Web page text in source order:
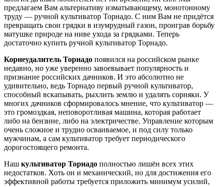
предлагаем Вам альтернативу изматывающему, монотонному
труду — ручной культиватор Торнадо. С ним Вам не придётся
превращать свои грядки в изумрудный газон, проиграв борьбу
матушке природе на ниве ухода за грядками. Теперь
достаточно купить ручной культиватор Торнадо.
Корнеудалитель Торнадо появился на российском рынке
недавно, но уже уверенно завоевывает популярность и
признание российских дачников. И это абсолютно не
удивительно, ведь Торнадо первый ручной культиватор,
способный вскапывать, рыхлить землю и удалять сорняки. У
многих дачников сформировалось мнение, что культиватор —
это громоздкая, неповоротливая машина, которая работает
либо на бензине, либо на электричестве. Управление которым
очень сложное и трудно осваиваемое, и под силу только
мужчинам, а сам культиватор требует периодического
дорогостоящего ремонта.
Наш культиватор Торнадо полностью лишён всех этих
недостатков. Хоть он и механический, но для достижения его
эффективной работы требуется приложить минимум усилий,